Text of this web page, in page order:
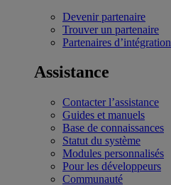
Devenir partenaire
Trouver un partenaire
Partenaires d’intégration
Assistance
Contacter l’assistance
Guides et manuels
Base de connaissances
Statut du système
Modules personnalisés
Pour les développeurs
Communauté